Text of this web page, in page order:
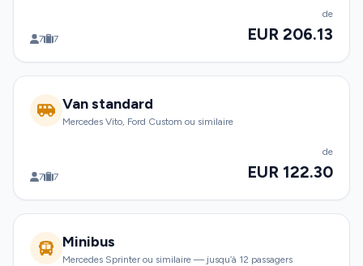
7 7
de
EUR 206.13
Van standard
Mercedes Vito, Ford Custom ou similaire
7 7
de
EUR 122.30
Minibus
Mercedes Sprinter ou similaire — jusqu’à 12 passagers